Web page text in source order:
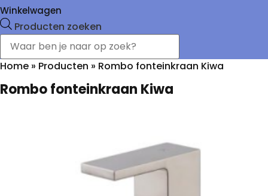
Winkelwagen
Producten zoeken
Home » Producten » Rombo fonteinkraan Kiwa
Rombo fonteinkraan Kiwa